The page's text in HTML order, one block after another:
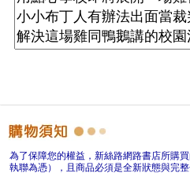
為了保障您的權益，新絲路網路書店所購
執聯為憑），且商品必須是全新狀態與完